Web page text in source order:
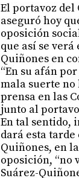
El portavoz del
aseguró hoy
oposición
que así se
Quiñones en
“En su afán
mala suerte no
prensa en las
junto al
En tal sentido,
dará esta tarde
Quiñones, en
oposición, “no
Suárez-